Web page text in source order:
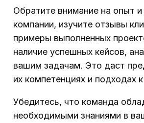
Обратите внимание на опыт
компании, изучите отзывы
примеры выполненных
наличие успешных кейсов,
вашим задачам. Это даст
их компетенциях и подходах
Убедитесь, что команда
необходимыми знаниями в